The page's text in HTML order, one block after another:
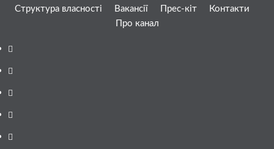
Структура власності
Вакансії Прес-кіт
Контакти
Про канал
Facebook
YouTube
Telegram
Instagram
Twitter